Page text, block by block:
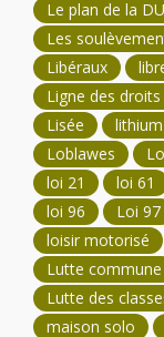
Le plan de la
Les
Libéraux
Ligne des
Lisée
lithium
Loblawes
loi 21
loi 61
loi 96
Loi 97
loisir motorisé
Lutte commune
Lutte des
maison solo